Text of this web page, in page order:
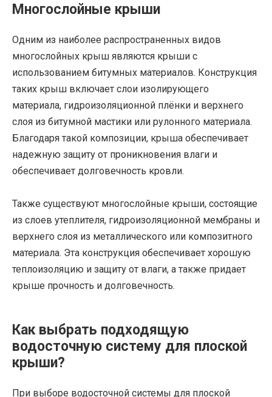
Многослойные крыши
Одним из наиболее распространенных видов
многослойных крыш являются крыши с
использованием битумных материалов. Конструкция
таких крыш включает слои изолирующего
материала, гидроизоляционной плёнки и верхнего
слоя из битумной мастики или рулонного материала.
Благодаря такой композиции, крыша обеспечивает
надежную защиту от проникновения влаги и
обеспечивает долговечность кровли.
Также существуют многослойные крыши, состоящие
из слоев утеплителя, гидроизоляционной мембраны и
верхнего слоя из металлического или композитного
материала. Эта конструкция обеспечивает хорошую
теплоизоляцию и защиту от влаги, а также придает
крыше прочность и долговечность.
Как выбрать подходящую
водосточную систему для плоской
крыши?
При выборе водосточной системы для плоской